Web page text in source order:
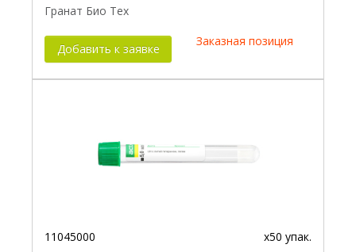
Гранат Био Тех
Добавить к заявке
Заказная позиция
11045000
x50 упак.